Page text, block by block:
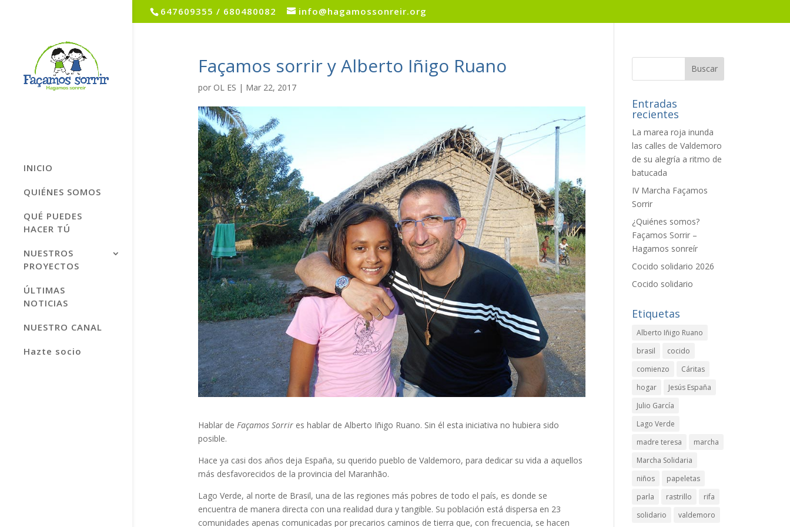
647609355 / 680480082 info@hagamossonreir.org
INICIO
QUIÉNES SOMOS
QUÉ PUEDES
HACER TÚ
NUESTROS
PROYECTOS
ÚLTIMAS
NOTICIAS
NUESTRO CANAL
Hazte socio
Façamos sorrir y Alberto Iñigo Ruano
por OL ES | Mar 22, 2017
Hablar de Façamos Sorrires hablar de Alberto Iñigo Ruano. Sin él esta iniciativa no hubiera sido
posible.
Hace ya casi dos años deja España, su querido pueblo de Valdemoro, para dedicar su vida a aquellos
más desfavorecidos de la provincia del Maranhão.
Lago Verde, al norte de Brasil, una de las regiones más pobres de todo el país, es donde se
encuentra de manera directa con una realidad dura y tangible. Su población está dispersa en 23
comunidades apenas comunicadas por precarios caminos de tierra que, con frecuencia, se hacen
Entradas
recientes
La marea roja inunda
las calles de Valdemoro
de su alegría a ritmo de
batucada
IV Marcha Façamos
Sorrir
¿Quiénes somos?
Façamos Sorrir –
Hagamos sonreír
Cocido solidario 2026
Cocido solidario
Etiquetas
Alberto Iñigo Ruano
brasil
cocido
comienzo
Cáritas
hogar
Jesús España
Julio García
Lago Verde
madre teresa
marcha
Marcha Solidaria
niños
papeletas
parla
rastrillo
rifa
solidario
valdemoro